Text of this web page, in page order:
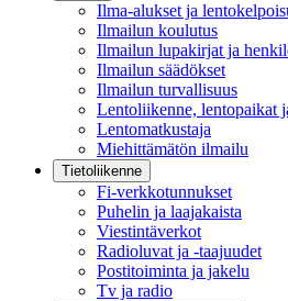
Ilma-alukset ja
Ilmailun koulutus
Ilmailun lupakirjat ja
Ilmailun säädökset
Ilmailun turvallisuus
Lentoliikenne, lentopaikat
Lentomatkustaja
Miehittämätön ilmailu
Tietoliikenne
Fi-verkkotunnukset
Puhelin ja laajakaista
Viestintäverkot
Radioluvat ja -taajuudet
Postitoiminta ja jakelu
Tv ja radio